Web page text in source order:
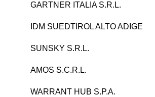
GARTNER ITALIA S.R.L.
IDM SUEDTIROL ALTO ADIGE
SUNSKY S.R.L.
AMOS S.C.R.L.
WARRANT HUB S.P.A.